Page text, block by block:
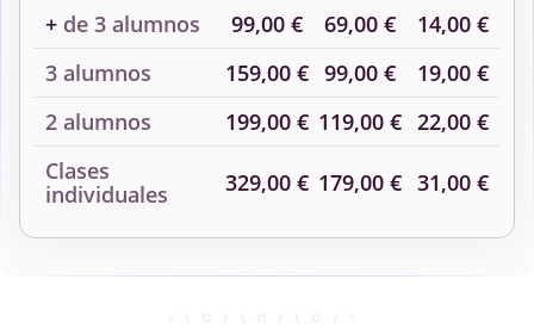
+ de 3 alumnos 99,00 € 69,00 €
14,00 €
3 alumnos
159,00 € 99,00 €
19,00 €
2 alumnos
199,00 € 119,00 € 22,00 €
Clases
individuales
329,00 € 179,00 € 31,00 €